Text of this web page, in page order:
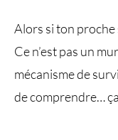
Alors si ton proche
Ce n’est pas un
mécanisme de
de comprendre…